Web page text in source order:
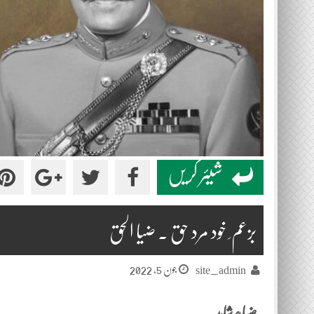
شیئر کریں
بزعم ِ خود مرد حق ۔ ضیا الحق
site_admin جون 5, 2022